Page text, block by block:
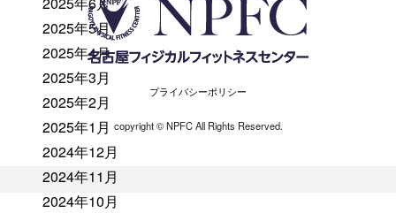
2025年5月
2025年4月
2025年3月
2025年2月
2025年1月
2024年12月
2024年11月
2024年10月
プライバシーポリシー
copyright ©︎ NPFC All Rights Reserved.